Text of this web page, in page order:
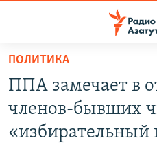
Перейти
основному
содержанию
Перейти
ПОЛИТИКА
ПОЛИТИКА
ППА замечает в
членов-бывших
«избирательный